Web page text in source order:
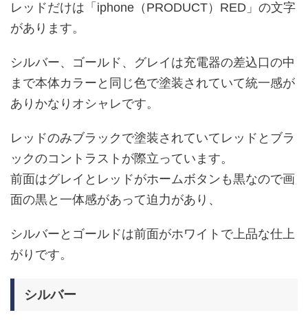
レッドだけは「iphone（PRODUCT）RED」の文字
があります。
シルバー、ゴールド、グレイは充電器の差込口の中
まで本体カラーと同じ色で塗装されていて統一感が
ありかなりオシャレです。
レッドのみブラックで塗装されていてレッドとブラ
ックのコントラストが際立っています。
前面はグレイとレッドがホームボタンも黒なので画
面の黒と一体感があって迫力があり、
シルバーとゴールドは前面がホワイトで上品な仕上
がりです。
シルバー